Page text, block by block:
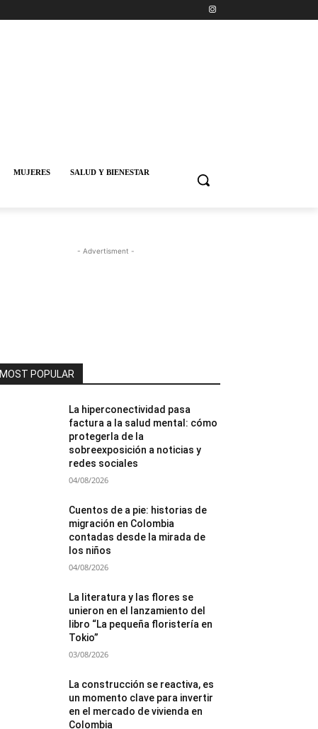
MUJERES
SALUD Y BIENESTAR
- Advertisment -
MOST POPULAR
La hiperconectividad pasa
factura a la salud mental: cómo
protegerla de la
sobreexposición a noticias y
redes sociales
04/08/2026
Cuentos de a pie: historias de
migración en Colombia
contadas desde la mirada de
los niños
04/08/2026
La literatura y las flores se
unieron en el lanzamiento del
libro “La pequeña floristería en
Tokio”
03/08/2026
La construcción se reactiva, es
un momento clave para invertir
en el mercado de vivienda en
Colombia